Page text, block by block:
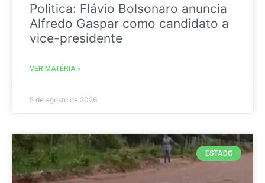
Politica: Flávio Bolsonaro anuncia
Alfredo Gaspar como candidato a
vice-presidente
VER MATÉRIA »
5 de agosto de 2026
ESTADO